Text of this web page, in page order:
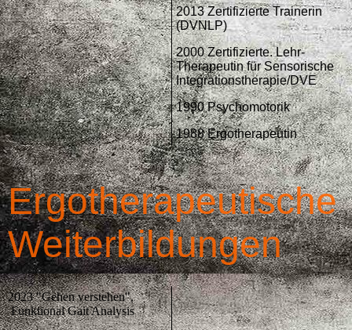
2013 Zertifizierte Trainerin
(DVNLP)
2000 Zertifizierte. Lehr-
Therapeutin für Sensorische
Integrationstherapie/DVE
1990 Psychomotorik
1988 Ergotherapeutin
Ergotherapeutische
Weiterbildungen
2023 "Gehen verstehen",
Funktional Gait Analysis